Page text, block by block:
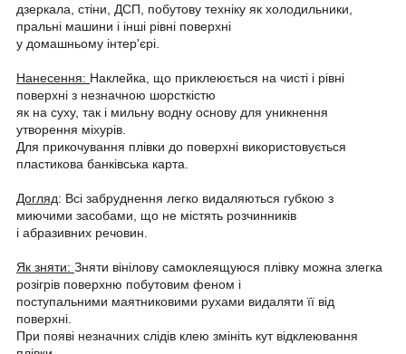
дзеркала, стіни, ДСП, побутову техніку як холодильники,
пральні машини і інші рівні поверхні
у домашньому інтер'єрі.
Нанесення: Наклейка, що приклеюється на чисті і рівні
поверхні з незначною шорсткістю
як на суху, так і мильну водну основу для уникнення
утворення міхурів.
Для прикочування плівки до поверхні використовується
пластикова банківська карта.
Догляд: Всі забруднення легко видаляються губкою з
миючими засобами, що не містять розчинників
і абразивних речовин.
Як зняти: Зняти вінілову самоклеящуюся плівку можна злегка
розігрів поверхню побутовим феном і
поступальними маятниковими рухами видаляти її від
поверхні.
При появі незначних слідів клею змініть кут відклеювання